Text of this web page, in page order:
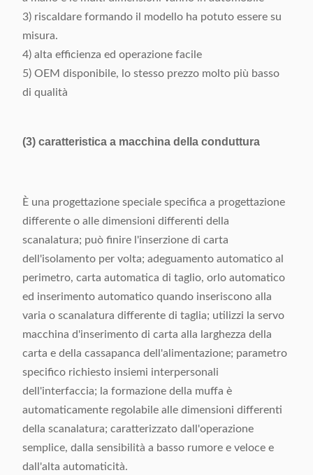
3) riscaldare formando il modello ha potuto essere su
misura.
4) alta efficienza ed operazione facile
5) OEM disponibile, lo stesso prezzo molto più basso
di qualità
(3) caratteristica a macchina della conduttura
È una progettazione speciale specifica a progettazione
differente o alle dimensioni differenti della
scanalatura; può finire l'inserzione di carta
dell'isolamento per volta; adeguamento automatico al
perimetro, carta automatica di taglio, orlo automatico
ed inserimento automatico quando inseriscono alla
varia o scanalatura differente di taglia; utilizzi la servo
macchina d'inserimento di carta alla larghezza della
carta e della cassapanca dell'alimentazione; parametro
specifico richiesto insiemi interpersonali
dell'interfaccia; la formazione della muffa è
automaticamente regolabile alle dimensioni differenti
della scanalatura; caratterizzato dall'operazione
semplice, dalla sensibilità a basso rumore e veloce e
dall'alta automaticità.